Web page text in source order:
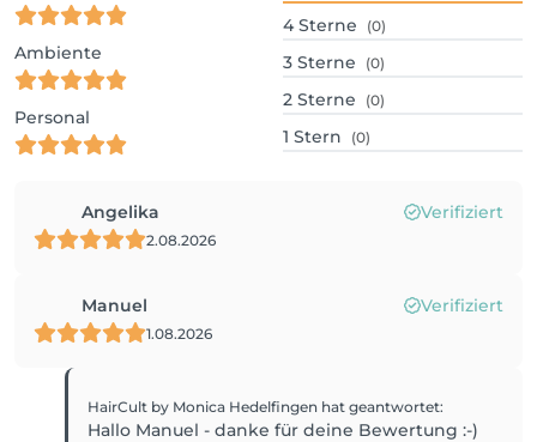
Ambiente
Personal
4 Sterne (0)
3 Sterne (0)
2 Sterne (0)
1 Stern (0)
Angelika Verifiziert
2.08.2026
Manuel Verifiziert
1.08.2026
HairCult by Monica Hedelfingen hat geantwortet:
Hallo Manuel - danke für deine Bewertung :-)